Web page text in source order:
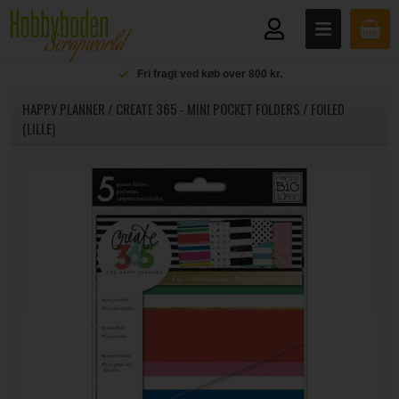
Fri fragt ved køb over 800 kr.
HAPPY PLANNER / CREATE 365 - MINI POCKET FOLDERS / FOILED
(LILLE)